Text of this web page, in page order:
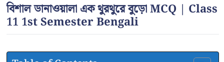
বিশাল ডানাওয়ালা এক থুরথুরে বুড়ো MCQ | Class
11 1st Semester Bengali